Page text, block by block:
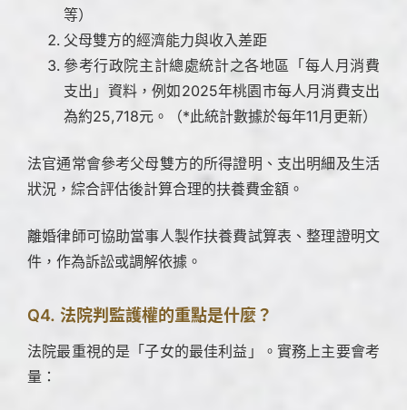
等）
父母雙方的經濟能力與收入差距
參考行政院主計總處統計之各地區「每人月消費
支出」資料，例如2025年桃園市每人月消費支出
為約25,718元。（*此統計數據於每年11月更新）
法官通常會參考父母雙方的所得證明、支出明細及生活
狀況，綜合評估後計算合理的扶養費金額。
離婚律師可協助當事人製作扶養費試算表、整理證明文
件，作為訴訟或調解依據。
Q4. 法院判監護權的重點是什麼？
法院最重視的是「子女的最佳利益」。實務上主要會考
量：